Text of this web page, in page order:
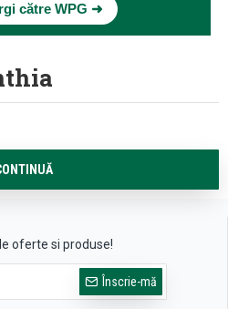
către WPG ➜
oferte si produse!
Înscrie-mă